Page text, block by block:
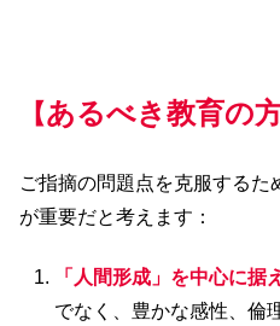
【あるべき教育の
ご指摘の問題点を克服する
が重要だと考えます：
「人間形成」を中心に据
でなく、豊かな感性、倫